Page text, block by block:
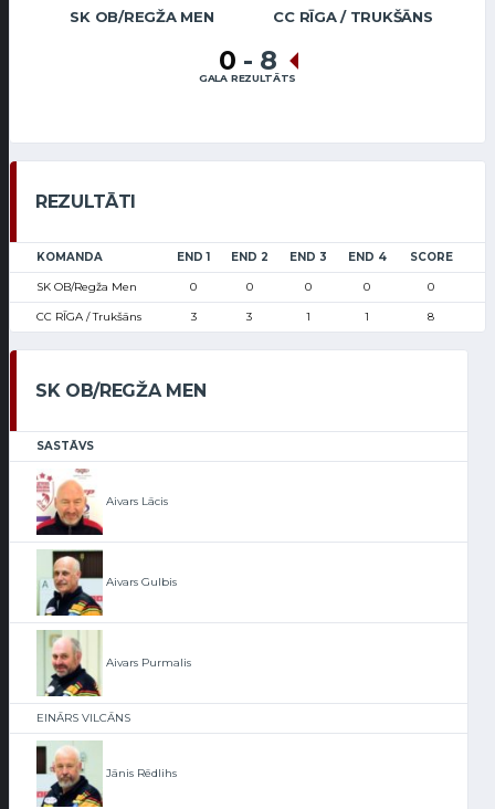
SK OB/REGŽA MEN CC RĪGA / TRUKŠĀNS
0 - 8
GALA REZULTĀTS
REZULTĀTI
KOMANDA END 1 END 2 END 3 END 4 SCORE
SK OB/Regža Men 0 0 0 0 0
CC RĪGA / Trukšāns 3 3 1 1 8
SK OB/REGŽA MEN
SASTĀVS
Aivars Lācis
Aivars Gulbis
Aivars Purmalis
EINĀRS VILCĀNS
Jānis Rēdlihs